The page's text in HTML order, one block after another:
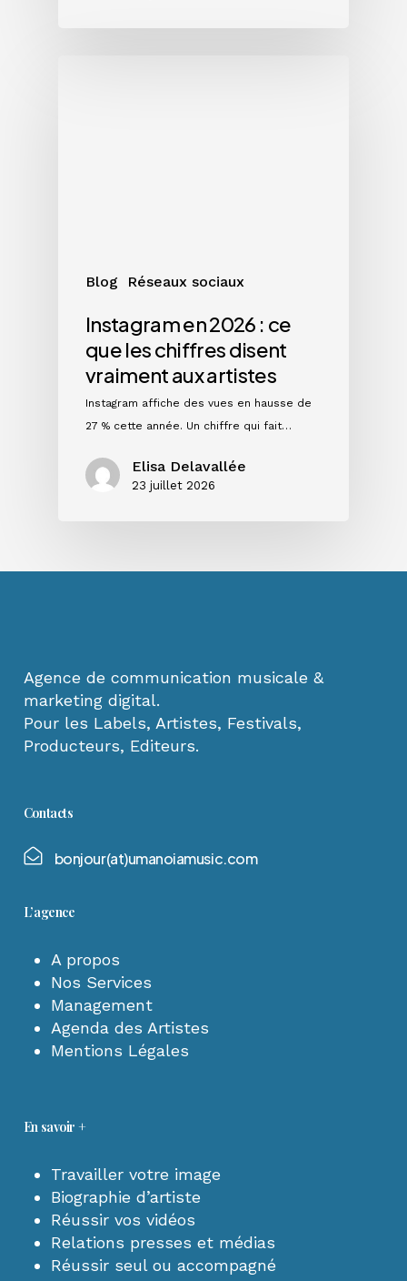
Blog Réseaux sociaux
artistes
Instagram en 2026 : ce
que les chiffres disent
vraiment aux artistes
Instagram affiche des vues en hausse de
27 % cette année. Un chiffre qui fait…
Elisa Delavallée
23 juillet 2026
Agence de communication musicale &
marketing digital.
Pour les Labels, Artistes, Festivals,
Producteurs, Editeurs.
Contacts
bonjour(at)umanoiamusic.com
L’agence
A propos
Nos Services
Management
Agenda des Artistes
Mentions Légales
En savoir +
Travailler votre image
Biographie d’artiste
Réussir vos vidéos
Relations presses et médias
Réussir seul ou accompagné